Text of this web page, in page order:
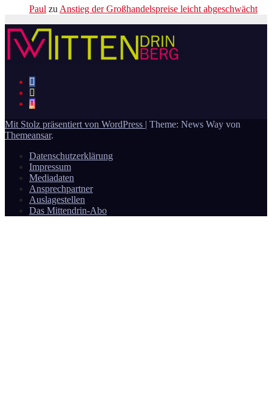
Paul zu Anstieg der Großhandelspreise leicht abgeschwächt
Mit Stolz präsentiert von WordPress | Theme: News Way von
Themeansar.
Datenschutzerklärung
Impressum
Mediadaten
Ansprechpartner
Auslagestellen
Das Mittendrin-Abo